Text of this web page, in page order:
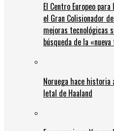
El Centro Europeo
el Gran Colisionador
mejoras tecnológicas
búsqueda de la
Noruega hace
letal de Haaland